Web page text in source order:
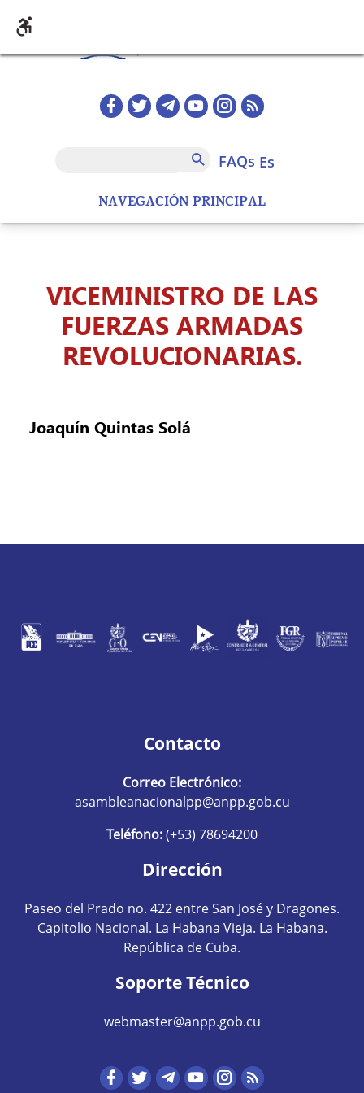
NAVEGACIÓN PRINCIPAL
Redes sociales home
FAQs
FAQs es
VICEMINISTRO DE LAS
FUERZAS ARMADAS
REVOLUCIONARIAS.
Joaquín Quintas Solá
Contacto
Correo Electrónico:
asambleanacionalpp@anpp.gob.cu
Teléfono:(+53) 78694200
Dirección
Paseo del Prado no. 422 entre San José y Dragones.
Capitolio Nacional. La Habana Vieja. La Habana.
República de Cuba.
Soporte Técnico
webmaster@anpp.gob.cu
Redes sociales